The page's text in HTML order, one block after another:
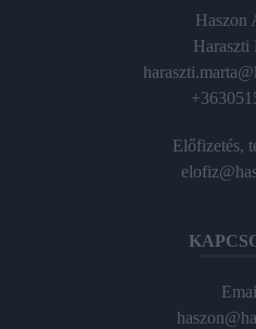
Haszon
Haraszti
Előfizetés,